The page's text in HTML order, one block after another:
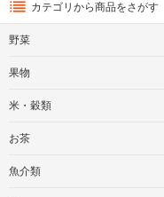
カテゴリから商品をさがす
野菜
果物
米・穀類
お茶
魚介類